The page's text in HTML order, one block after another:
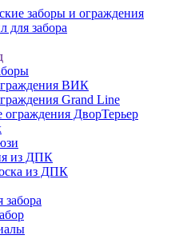
заборы и ограждения
для забора
ВИК
Grand Line
ДворТерьер
из ДПК
из ДПК